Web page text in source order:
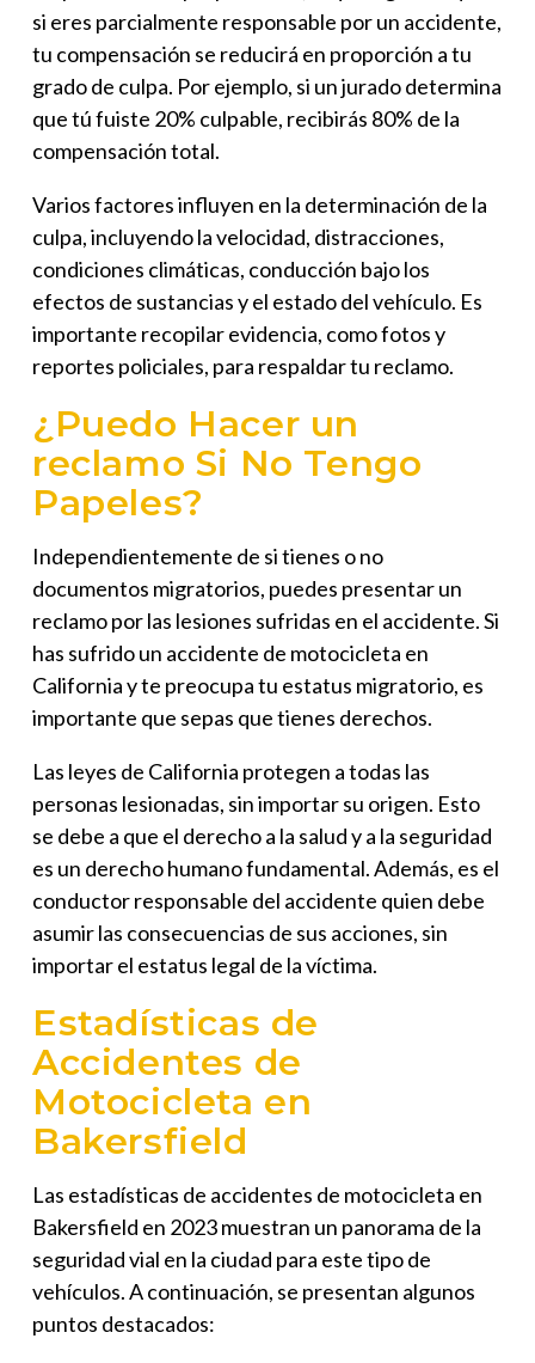
si eres parcialmente responsable por un accidente,
tu compensación se reducirá en proporción a tu
grado de culpa. Por ejemplo, si un jurado determina
que tú fuiste 20% culpable, recibirás 80% de la
compensación total.
Varios factores influyen en la determinación de la
culpa, incluyendo la velocidad, distracciones,
condiciones climáticas, conducción bajo los
efectos de sustancias y el estado del vehículo. Es
importante recopilar evidencia, como fotos y
reportes policiales, para respaldar tu reclamo.
¿Puedo Hacer un
reclamo Si No Tengo
Papeles?
Independientemente de si tienes o no
documentos migratorios, puedes presentar un
reclamo por las lesiones sufridas en el accidente. Si
has sufrido un accidente de motocicleta en
California y te preocupa tu estatus migratorio, es
importante que sepas que tienes derechos.
Las leyes de California protegen a todas las
personas lesionadas, sin importar su origen. Esto
se debe a que el derecho a la salud y a la seguridad
es un derecho humano fundamental. Además, es el
conductor responsable del accidente quien debe
asumir las consecuencias de sus acciones, sin
importar el estatus legal de la víctima.
Estadísticas de
Accidentes de
Motocicleta en
Bakersfield
Las estadísticas de accidentes de motocicleta en
Bakersfield en 2023 muestran un panorama de la
seguridad vial en la ciudad para este tipo de
vehículos. A continuación, se presentan algunos
puntos destacados: